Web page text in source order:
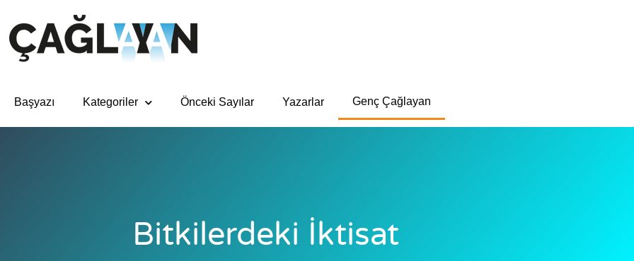
Başyazı Kategoriler Önceki Sayılar Yazarlar Genç Çağlayan
Bitkilerdeki İktisat